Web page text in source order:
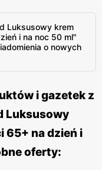
Luksusowy krem
i na noc 50 ml"
o nowych
i gazetek z
Luksusowy
65+ na dzień i
oferty: